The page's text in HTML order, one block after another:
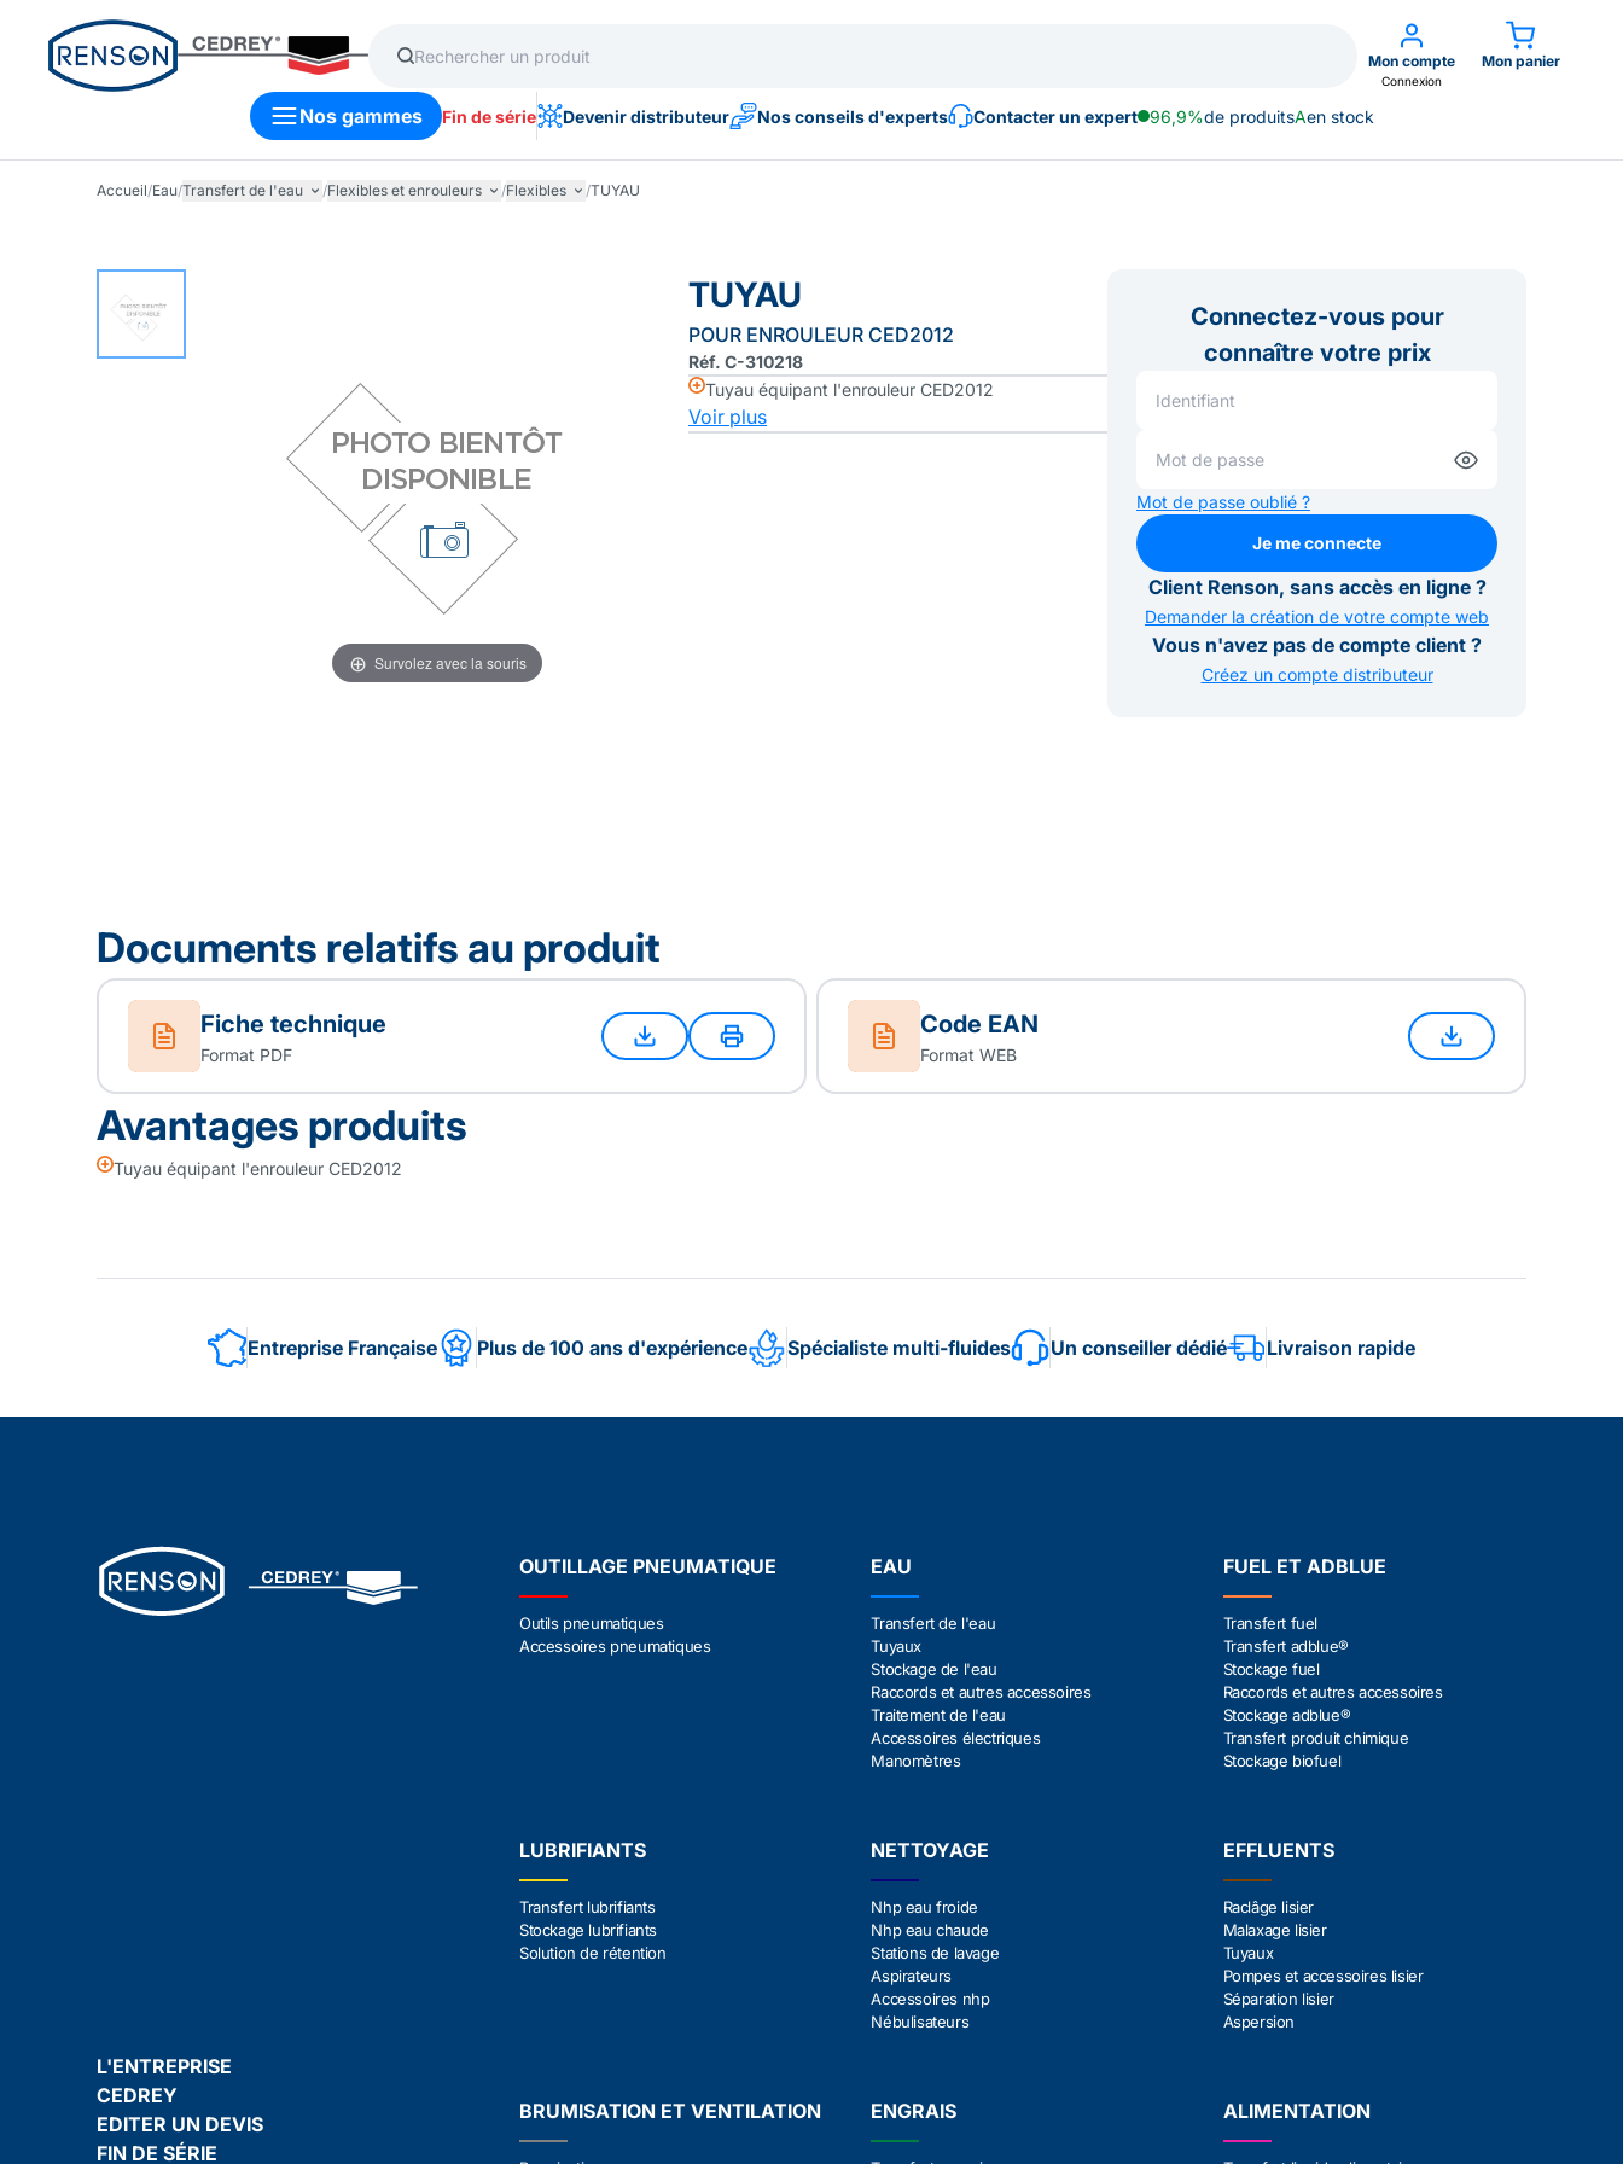
Mon compte
Connexion
Mon panier
Nos gammes Fin de série Devenir distributeur Nos conseils d'experts Contacter un expert 96,9%de produitsAen stock
Accueil/Eau/Transfert de l'eau /Flexibles et enrouleurs /Flexibles /TUYAU
Survolez avec la souris
TUYAU
POUR ENROULEUR CED2012
Réf. C-310218
Tuyau équipant l'enrouleur CED2012
Voir plus
Connectez-vous pour
connaître votre prix
Mot de passe oublié ?
Je me connecte
Client Renson, sans accès en ligne ?
Demander la création de votre compte web
Vous n'avez pas de compte client ?
Créez un compte distributeur
Documents relatifs au produit
Fiche technique
Format PDF
Code EAN
Format WEB
Avantages produits
Tuyau équipant l'enrouleur CED2012
Entreprise Française Plus de 100 ans d'expérience Spécialiste multi-fluides Un conseiller dédié Livraison rapide
L'ENTREPRISE
CEDREY
EDITER UN DEVIS
FIN DE SÉRIE
OUTILLAGE PNEUMATIQUE
Outils pneumatiques
Accessoires pneumatiques
EAU
Transfert de l'eau
Tuyaux
Stockage de l'eau
Raccords et autres accessoires
Traitement de l'eau
Accessoires électriques
Manomètres
FUEL ET ADBLUE
Transfert fuel
Transfert adblue®
Stockage fuel
Raccords et autres accessoires
Stockage adblue®
Transfert produit chimique
Stockage biofuel
LUBRIFIANTS
Transfert lubrifiants
Stockage lubrifiants
Solution de rétention
NETTOYAGE
Nhp eau froide
Nhp eau chaude
Stations de lavage
Aspirateurs
Accessoires nhp
Nébulisateurs
EFFLUENTS
Raclâge lisier
Malaxage lisier
Tuyaux
Pompes et accessoires lisier
Séparation lisier
Aspersion
BRUMISATION ET VENTILATION ENGRAIS ALIMENTATION